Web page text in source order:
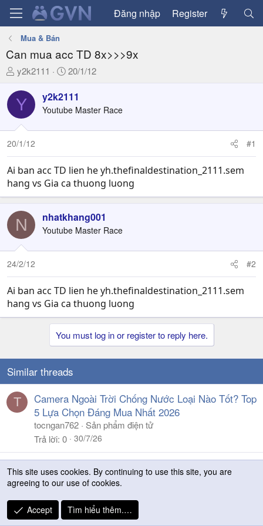
Đăng nhập Register
Mua & Bán
Can mua acc TD 8x>>>9x
T
r
e
a
d
s
t
a
r
r
y2k2111
N
à
y
ử
20/1/12
Y y2k2111
Youtube Master Race
20/1/12 #1
Ai ban acc TD lien he yh.thefinaldestination_2111.sem
hang vs Gia ca thuong luong
N nhatkhang001
Youtube Master Race
24/2/12 #2
Ai ban acc TD lien he yh.thefinaldestination_2111.sem
hang vs Gia ca thuong luong
You must log in or register to reply here.
Similar threads
T
Camera Ngoài Trời Chống Nước Loại Nào Tốt? Top
5 Lựa Chọn Đáng Mua Nhất 2026
tocngan762
Sản phẩm điện tử
Trả lời 0 30/7/26
Index Revelatio | Danh mục bài viết nổi bật
king_dragontb Ultima Scriptorium
Chia sẻ địa chỉ mua bình tích áp máy bơm giá rẻ,
This site uses cookies. By continuing to use this site, you are
agreeing to our use of cookies.
Accept Tìm hiểu thêm.…